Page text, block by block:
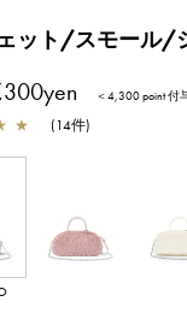
ット/スモール/
＜4,300 point 付
★ (14件)